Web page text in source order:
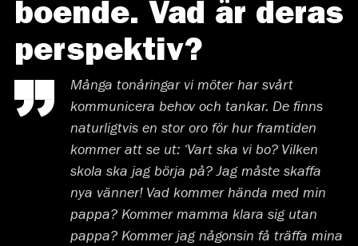
boende. Vad är deras
perspektiv?
Många tonåringar vi möter har svårt
kommunicera behov och tankar. De finns
naturligtvis en stor oro för hur framtiden
kommer att se ut: ‘Vart ska vi bo? Vilken
skola ska jag börja på? Jag måste skaffa
nya vänner! Vad kommer hända med min
pappa? Kommer mamma klara sig utan
pappa? Kommer jag någonsin få träffa mina